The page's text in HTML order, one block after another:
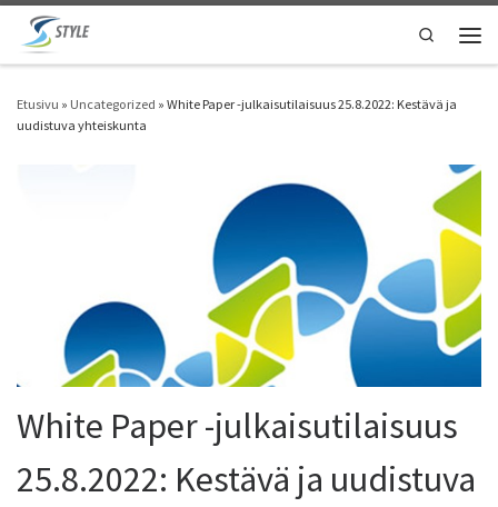
Skip to content
Search
Etusivu » Uncategorized » White Paper -julkaisutilaisuus 25.8.2022: Kestävä ja
uudistuva yhteiskunta
White Paper -julkaisutilaisuus
25.8.2022: Kestävä ja uudistuva